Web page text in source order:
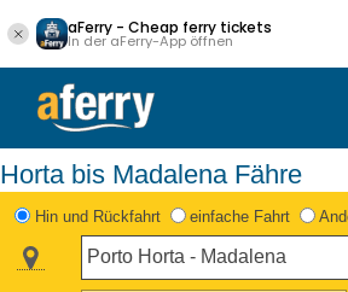
aFerry - Cheap ferry tickets
In der aFerry-App öffnen
Horta bis Madalena Fähre
Hin und Rückfahrt einfache Fahrt